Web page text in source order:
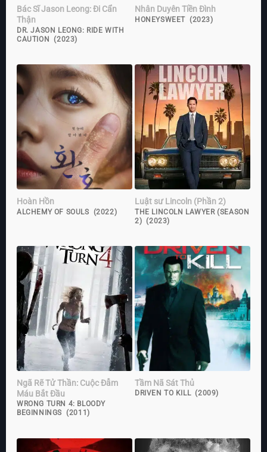
Bác Sĩ Jason Leong: Đi Cẩn
Thận
DR. JASON LEONG: RIDE WITH
CAUTION (2023)
Nhân Duyên Tiền Đình
HONEYSWEET (2023)
Hoàn Hồn
ALCHEMY OF SOULS (2022)
Luật sư Lincoln (Phần 2)
THE LINCOLN LAWYER (SEASON
2) (2023)
Ngã Rẽ Tử Thần: Cuộc Đẫm
Máu Bắt Đầu
WRONG TURN 4: BLOODY
BEGINNINGS (2011)
Tầm Nã Sát Thủ
DRIVEN TO KILL (2009)